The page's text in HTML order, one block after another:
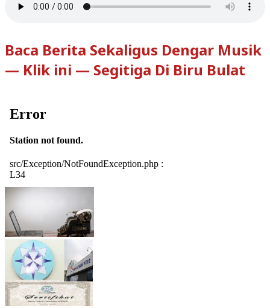
Baca Berita Sekaligus Dengar Musik
— Klik ini — Segitiga Di Biru Bulat